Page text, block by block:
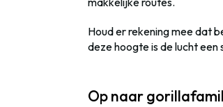
Houd er rekening mee dat
deze hoogte is de lucht
Op naar